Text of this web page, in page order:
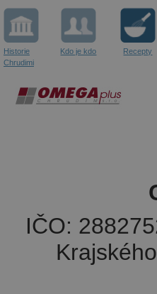
Historie
Chrudimi
Kdo je kdo Recepty
IČO: